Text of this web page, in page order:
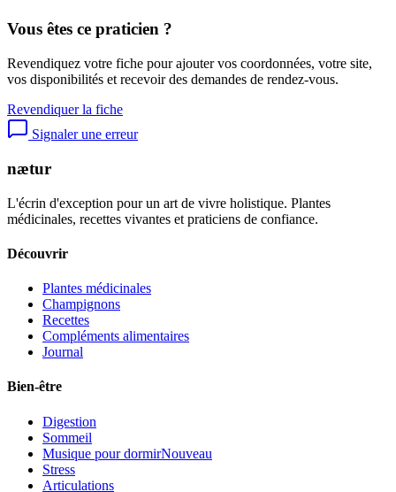
Vous êtes ce praticien ?
Revendiquez votre fiche pour ajouter vos coordonnées, votre site,
vos disponibilités et recevoir des demandes de rendez-vous.
Revendiquer la fiche
Signaler une erreur
nætur
L'écrin d'exception pour un art de vivre holistique. Plantes
médicinales, recettes vivantes et praticiens de confiance.
Découvrir
Plantes médicinales
Champignons
Recettes
Compléments alimentaires
Journal
Bien-être
Digestion
Sommeil
Musique pour dormirNouveau
Stress
Articulations